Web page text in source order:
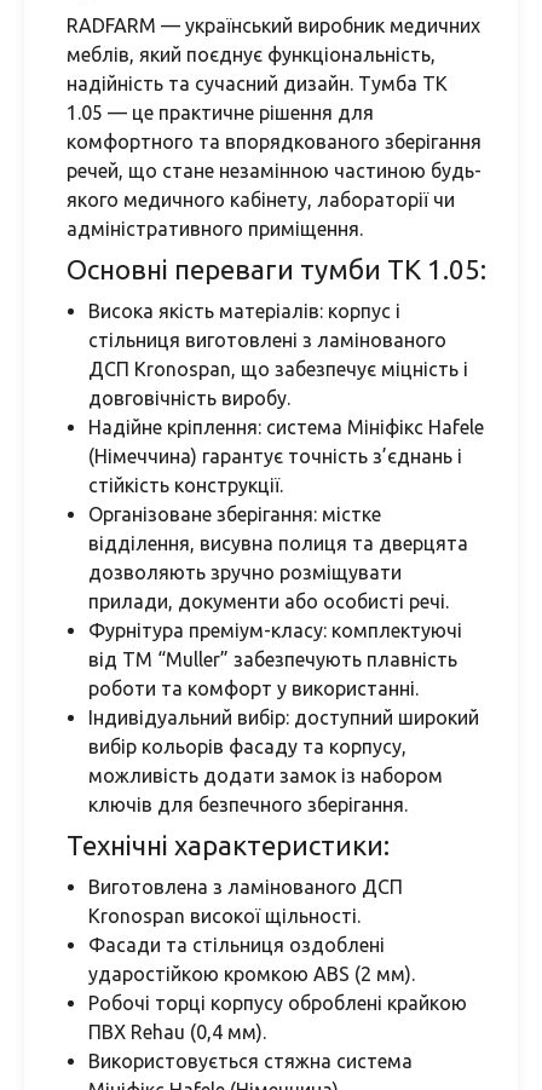
RADFARM — український виробник медичних
меблів, який поєднує функціональність,
надійність та сучасний дизайн. Тумба ТК
1.05 — це практичне рішення для
комфортного та впорядкованого зберігання
речей, що стане незамінною частиною будь-
якого медичного кабінету, лабораторії чи
адміністративного приміщення.
Основні переваги тумби ТК 1.05:
Висока якість матеріалів: корпус і
стільниця виготовлені з ламінованого
ДСП Kronospan, що забезпечує міцність і
довговічність виробу.
Надійне кріплення: система Мініфікс Hafele
(Німеччина) гарантує точність з’єднань і
стійкість конструкції.
Організоване зберігання: містке
відділення, висувна полиця та дверцята
дозволяють зручно розміщувати
прилади, документи або особисті речі.
Фурнітура преміум-класу: комплектуючі
від ТМ “Muller” забезпечують плавність
роботи та комфорт у використанні.
Індивідуальний вибір: доступний широкий
вибір кольорів фасаду та корпусу,
можливість додати замок із набором
ключів для безпечного зберігання.
Технічні характеристики:
Виготовлена з ламінованого ДСП
Kronospan високої щільності.
Фасади та стільниця оздоблені
ударостійкою кромкою ABS (2 мм).
Робочі торці корпусу оброблені крайкою
ПВХ Rehau (0,4 мм).
Використовується стяжна система